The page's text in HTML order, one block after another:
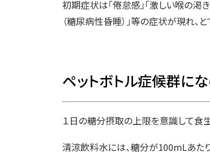
初期症状は「倦怠感」「激しい喉の渇き
（糖尿病性昏睡）」等の症状が現れ、と
ペットボトル症候群に
１日の糖分摂取の上限を意識して食
清涼飲料水には、糖分が100mLあた